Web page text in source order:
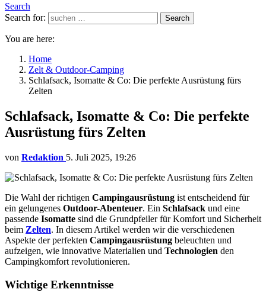
Search
Search for:
Search
You are here:
Home
Zelt & Outdoor-Camping
Schlafsack, Isomatte & Co: Die perfekte Ausrüstung fürs
Zelten
Schlafsack, Isomatte & Co: Die perfekte
Ausrüstung fürs Zelten
von Redaktion 5. Juli 2025, 19:26
Die Wahl der richtigen Campingausrüstung ist entscheidend für
ein gelungenes Outdoor-Abenteuer. Ein Schlafsack und eine
passende Isomatte sind die Grundpfeiler für Komfort und Sicherheit
beim Zelten. In diesem Artikel werden wir die verschiedenen
Aspekte der perfekten Campingausrüstung beleuchten und
aufzeigen, wie innovative Materialien und Technologien den
Campingkomfort revolutionieren.
Wichtige Erkenntnisse